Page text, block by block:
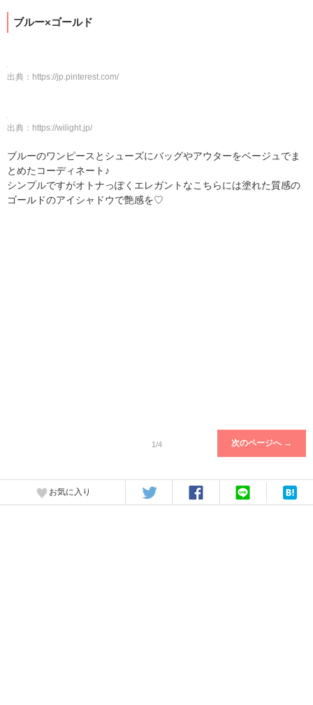
ブルー×ゴールド
出典： https://jp.pinterest.com/
出典： https://wilight.jp/
ブルーのワンピースとシューズにバッグやアウターをベージュでま
とめたコーディネート♪
シンプルですがオトナっぽくエレガントなこちらには塗れた質感の
ゴールドのアイシャドウで艶感を♡
1/4 次のページへ →
お気に入り